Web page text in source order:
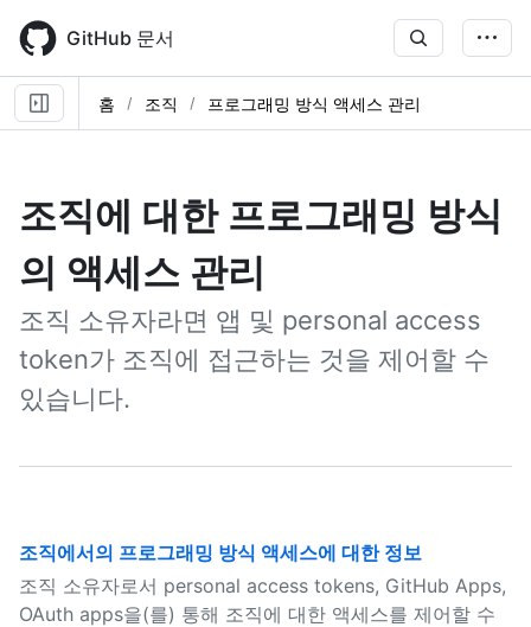
main
content
GitHub 문서
홈 조직 프로그래밍 방식 액세스 관리
조직에 대한 프로그래밍 방식
의 액세스 관리
조직 소유자라면 앱 및 personal access
token가 조직에 접근하는 것을 제어할 수
있습니다.
조직에서의 프로그래밍 방식 액세스에 대한 정보
조직 소유자로서 personal access tokens, GitHub Apps,
OAuth apps을(를) 통해 조직에 대한 액세스를 제어할 수